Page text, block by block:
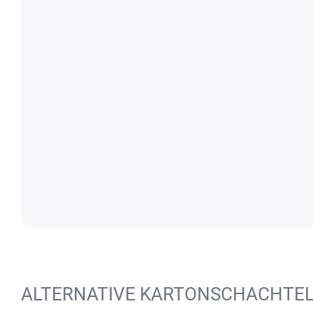
ALTERNATIVE